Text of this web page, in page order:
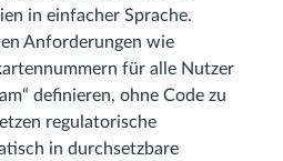
in einfacher Sprache.
Anforderungen wie
für alle Nutzer
definieren, ohne Code zu
regulatorische
in durchsetzbare